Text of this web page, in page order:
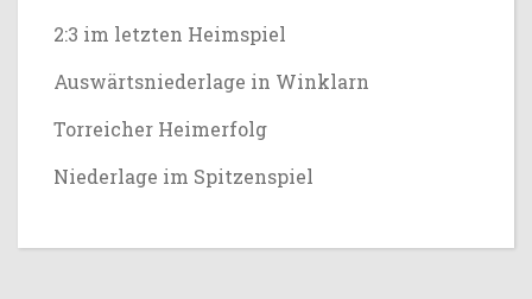
2:3 im letzten Heimspiel
Auswärtsniederlage in Winklarn
Torreicher Heimerfolg
Niederlage im Spitzenspiel